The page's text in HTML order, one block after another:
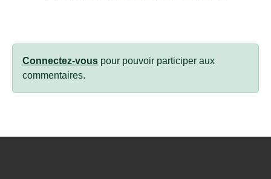
Connectez-vous pour pouvoir participer aux
commentaires.